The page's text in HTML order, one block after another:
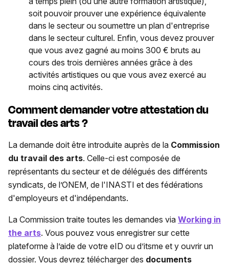
soit pouvoir prouver une expérience équivalente
dans le secteur ou soumettre un plan d'entreprise
dans le secteur culturel. Enfin, vous devez prouver
que vous avez gagné au moins 300 € bruts au
cours des trois dernières années grâce à des
activités artistiques ou que vous avez exercé au
moins cinq activités.
Comment demander votre attestation du
travail des arts ?
La demande doit être introduite auprès de la Commission
du travail des arts. Celle-ci est composée de
représentants du secteur et de délégués des différents
syndicats, de l’ONEM, de l'INASTI et des fédérations
d'employeurs et d'indépendants.
La Commission traite toutes les demandes via Working in
the arts. Vous pouvez vous enregistrer sur cette
plateforme à l’aide de votre eID ou d’itsme et y ouvrir un
dossier. Vous devrez télécharger des documents